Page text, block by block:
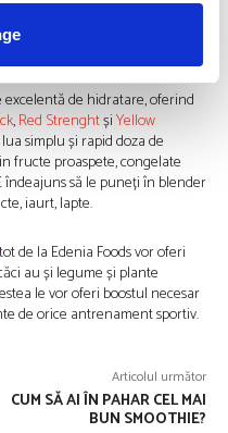
și hrănitoare
de hidratare, oferind
,Red StrenghtșiYellow
simplu și rapid doza de
fructe proaspete, congelate
îndeajuns să le puneți în blender
iaurt, lapte.
tot de la Edenia Foods vor oferi
au și legume și plante
le vor oferi boostul necesar
de orice antrenament sportiv.
Articolul următor
CUM SĂ AI ÎN PAHAR CEL MAI
BUN SMOOTHIE?